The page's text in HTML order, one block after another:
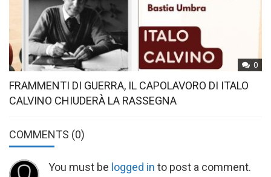
0
FRAMMENTI DI GUERRA, IL CAPOLAVORO DI ITALO
CALVINO CHIUDERÀ LA RASSEGNA
COMMENTS (0)
You must be logged in to post a comment.